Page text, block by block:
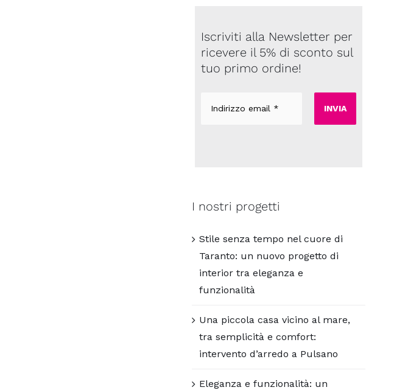
Iscriviti alla Newsletter per
ricevere il 5% di sconto sul
tuo primo ordine!
email
I nostri progetti
Stile senza tempo nel cuore di
Taranto: un nuovo progetto di
interior tra eleganza e
funzionalità
Una piccola casa vicino al mare,
tra semplicità e comfort:
intervento d’arredo a Pulsano
Eleganza e funzionalità: un